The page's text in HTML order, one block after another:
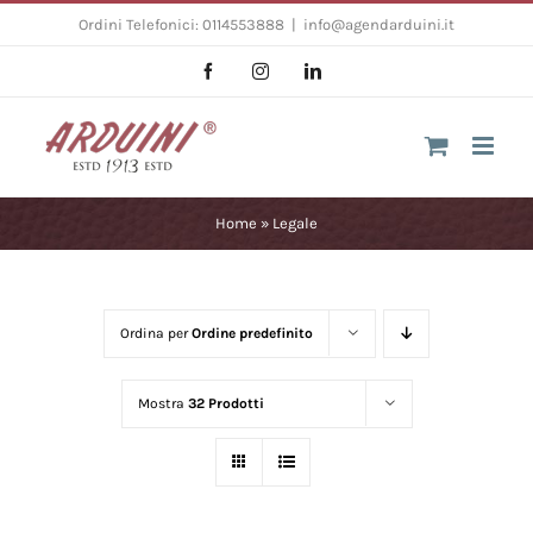
Ordini Telefonici: 0114553888 info@agendarduini.it
FacebookInstagramLinkedIn
Home » Legale
Ordina perOrdine predefinito
Mostra 32 Prodotti